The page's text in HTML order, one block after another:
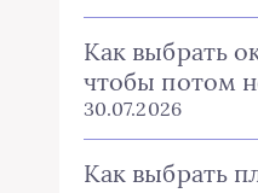
Как выбрать
чтобы потом
30.07.2026
Как выбрать